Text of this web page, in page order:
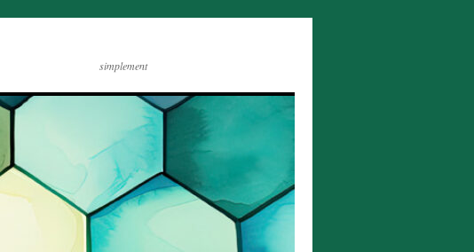
simplement